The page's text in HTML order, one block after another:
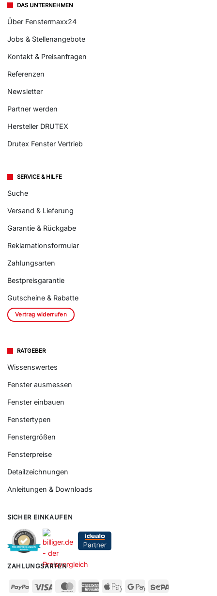
DAS UNTERNEHMEN
Über Fenstermaxx24
Jobs & Stellenangebote
Kontakt & Preisanfragen
Referenzen
Newsletter
Partner werden
Hersteller DRUTEX
Drutex Fenster Vertrieb
SERVICE & HILFE
Suche
Versand & Lieferung
Garantie & Rückgabe
Reklamationsformular
Zahlungsarten
Bestpreisgarantie
Gutscheine & Rabatte
Vertrag widerrufen
RATGEBER
Wissenswertes
Fenster ausmessen
Fenster einbauen
Fenstertypen
Fenstergrößen
Fensterpreise
Detailzeichnungen
Anleitungen & Downloads
SICHER EINKAUFEN
ZAHLUNGSARTEN